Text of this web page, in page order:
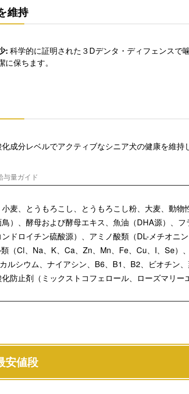
維持
: 科学的に証明された３Dデンタ・ディフェンスで
保ちます。
成分レベルでアクティブなシニア犬の健康を維持
与量ガイド
麦、とうもろこし、とうもろこし粉、大麦、動物
）、酵母および酵母エキス、魚油（DHA源）、フ
ドロイチン硫酸源）、アミノ酸類（DL-メチオニ
（Cl、Na、K、Ca、Zn、Mn、Fe、Cu、I、Se）
ルシウム、ナイアシン、B6、B1、B2、ビオチン
防止剤（ミックストコフェロール、ローズマリー
安値段